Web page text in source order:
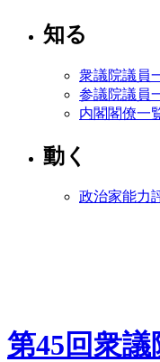
知る
衆議院議員
参議院議員
内閣閣僚一
動く
政治家能力
第45回衆